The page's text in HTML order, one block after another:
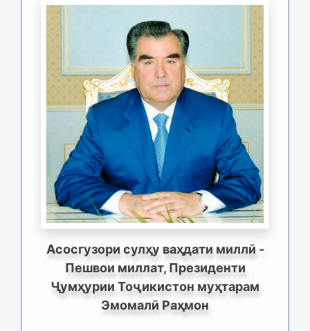
Асосгузори сулҳу ваҳдати миллӣ -
Пешвои миллат, Президенти
Ҷумҳурии Тоҷикистон муҳтарам
Эмомалӣ Раҳмон